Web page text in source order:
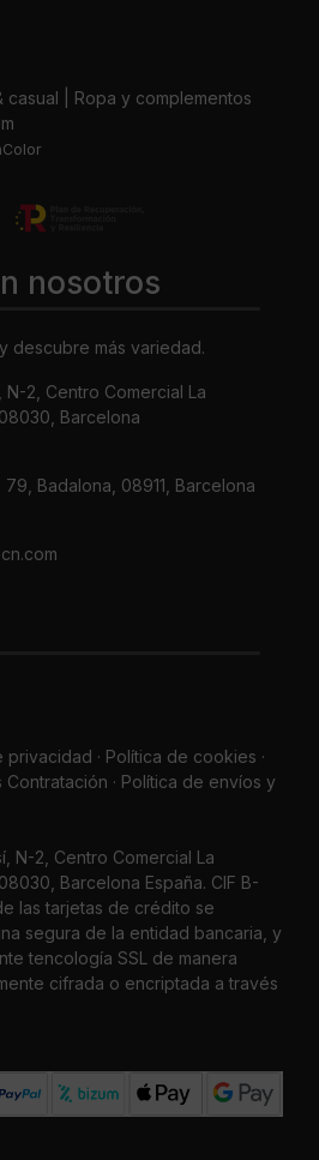
| Ropa y complementos
nosotros
descubre más variedad.
N-2, Centro Comercial La
Barcelona
79, Badalona, 08911, Barcelona
privacidad · Política de cookies ·
· Política de envíos y
N-2, Centro Comercial La
Barcelona España. CIF B-
las tarjetas de crédito se
segura de la entidad bancaria, y
tencología SSL de manera
cifrada o encriptada a través